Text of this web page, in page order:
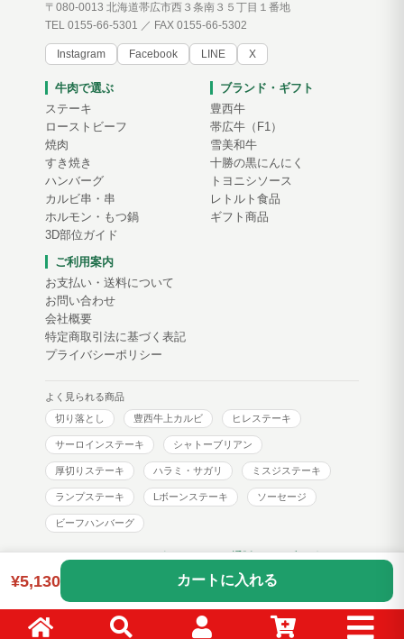
〒080-0013 北海道帯広市西３条南３５丁目１番地
TEL 0155-66-5301 ／ FAX 0155-66-5302
Instagram Facebook LINE X
牛肉で選ぶ
ステーキ
ローストビーフ
焼肉
すき焼き
ハンバーグ
カルビ串・串
ホルモン・もつ鍋
3D部位ガイド
ブランド・ギフト
豊西牛
帯広牛（F1）
雪美和牛
十勝の黒にんにく
トヨニシソース
レトルト食品
ギフト商品
ご利用案内
お支払い・送料について
お問い合わせ
会社概要
特定商取引法に基づく表記
プライバシーポリシー
よく見られる商品
切り落とし
豊西牛上カルビ ヒレステーキ
サーロインステーキ シャトーブリアン
厚切りステーキ ハラミ・サガリ ミスジステーキ
ランプステーキ Lボーンステーキ ソーセージ
ビーフハンバーグ
トヨニシファーム コーポレートサイト通販サイトブログ
Copyright © toyonishi farm. All Rights Reserved.
¥5,130 カートに入れる